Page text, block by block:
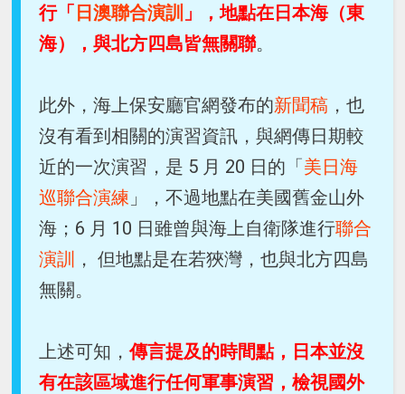
行「 日澳聯合演訓 」，地點在日本海（東
海），與北方四島皆無關聯。
此外，海上保安廳官網發布的新聞稿 ，也
沒有看到相關的演習資訊，與網傳日期較
近的一次演習，是 5 月 20 日的「美日海
巡聯合演練 」，不過地點在美國舊金山外
海；6 月 10 日雖曾與海上自衛隊進行聯合
演訓 ， 但地點是在若狹灣，也與北方四島
無關。
上述可知，傳言提及的時間點，日本並沒
有在該區域進行任何軍事演習，檢視國外